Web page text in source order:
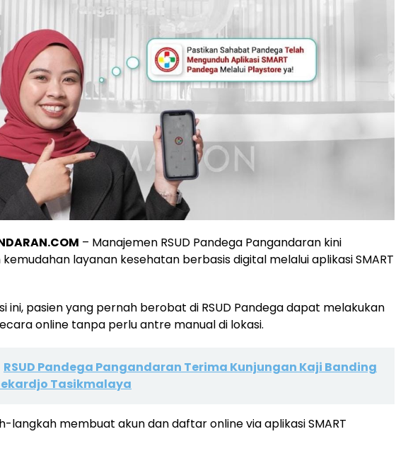
– Manajemen RSUD Pandega Pangandaran kini
layanan kesehatan berbasis digital melalui aplikasi SMART
ini, pasien yang pernah berobat di RSUD Pandega dapat melakukan
online tanpa perlu antre manual di lokasi.
RSUD Pandega Pangandaran Terima Kunjungan Kaji Banding
Tasikmalaya
langkah membuat akun dan daftar online via aplikasi SMART